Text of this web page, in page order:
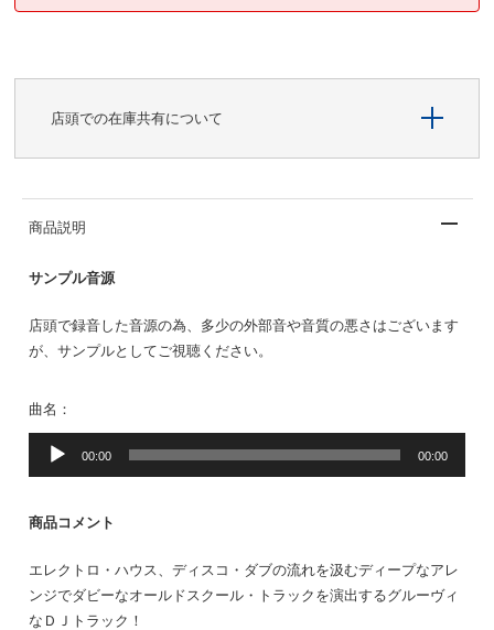
店頭での在庫共有について
商品説明
サンプル音源
店頭で録音した音源の為、多少の外部音や音質の悪さはございます
が、サンプルとしてご視聴ください。
曲名：
音
ー
00:00 00:00
商品コメント
エレクトロ・ハウス、ディスコ・ダブの流れを汲むディープなアレ
ンジでダビーなオールドスクール・トラックを演出するグルーヴィ
なＤＪトラック！